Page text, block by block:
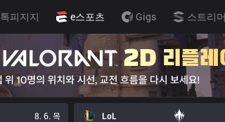
톡피지지 e스포츠 Gigs 스트리
8. 6. 목 LoL